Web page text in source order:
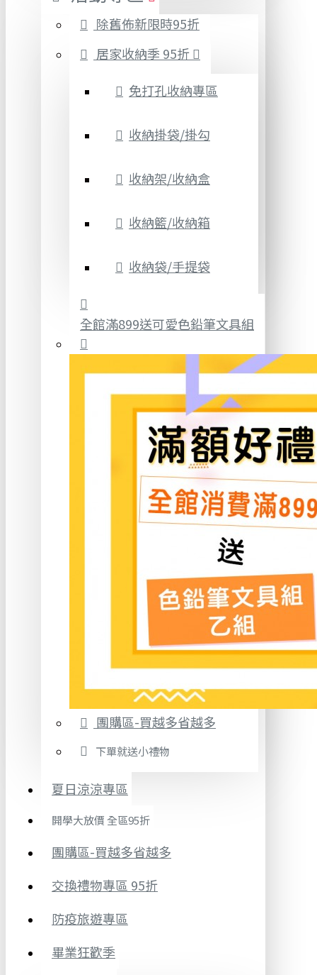
除舊佈新限時95折
居家收納季 95折
免打孔收納專區
收納掛袋/掛勾
收納架/收納盒
收納籃/收納箱
收納袋/手提袋
全館滿899送可愛色鉛筆文具組
團購區-買越多省越多
下單就送小禮物
夏日涼涼專區
開學大放價 全區95折
團購區-買越多省越多
交換禮物專區 95折
防疫旅遊專區
畢業狂歡季